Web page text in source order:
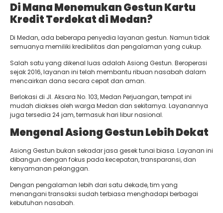
Di Mana Menemukan Gestun Kartu
Kredit Terdekat di Medan?
Di Medan, ada beberapa penyedia layanan gestun. Namun tidak
semuanya memiliki kredibilitas dan pengalaman yang cukup.
Salah satu yang dikenal luas adalah Asiong Gestun. Beroperasi
sejak 2016, layanan ini telah membantu ribuan nasabah dalam
mencairkan dana secara cepat dan aman.
Berlokasi di Jl. Aksara No. 103, Medan Perjuangan, tempat ini
mudah diakses oleh warga Medan dan sekitarnya. Layanannya
juga tersedia 24 jam, termasuk hari libur nasional.
Mengenal Asiong Gestun Lebih Dekat
Asiong Gestun bukan sekadar jasa gesek tunai biasa. Layanan ini
dibangun dengan fokus pada kecepatan, transparansi, dan
kenyamanan pelanggan.
Dengan pengalaman lebih dari satu dekade, tim yang
menangani transaksi sudah terbiasa menghadapi berbagai
kebutuhan nasabah.